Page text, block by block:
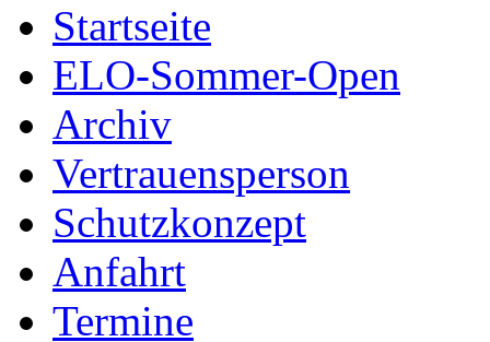
Startseite
ELO-Sommer-Open
Archiv
Vertrauensperson
Schutzkonzept
Anfahrt
Termine